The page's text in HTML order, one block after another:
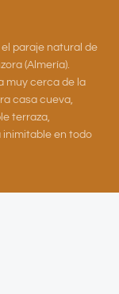
paraje natural de
(Almería).
muy cerca de la
casa cueva,
terraza,
en todo